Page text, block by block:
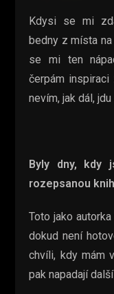
Kdysi se mi
bedny z místa
se mi ten
čerpám
nevím, jak dál,
Byly ‌dny, kdy
rozepsanou
Toto jako
dokud není
chvíli, kdy mám
pak napadají